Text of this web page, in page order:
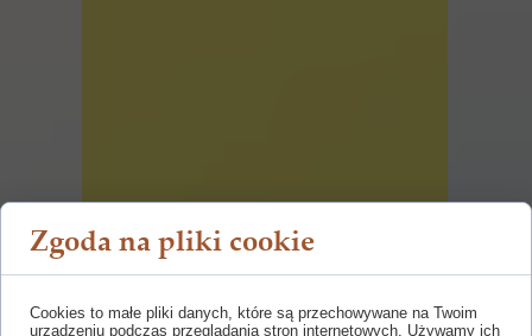
Zgoda na pliki cookie
Cookies to małe pliki danych, które są przechowywane na Twoim
urządzeniu podczas przeglądania stron internetowych. Używamy ich